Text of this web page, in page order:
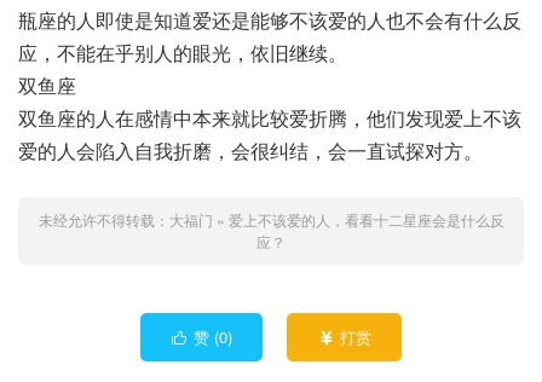
瓶座的人即使是知道爱还是能够不该爱的人也不会有什么反
应，不能在乎别人的眼光，依旧继续。
双鱼座
双鱼座的人在感情中本来就比较爱折腾，他们发现爱上不该
爱的人会陷入自我折磨，会很纠结，会一直试探对方。
未经允许不得转载： 大福门 » 爱上不该爱的人，看看十二星座会是什么反
应？
 赞 (0)  打赏